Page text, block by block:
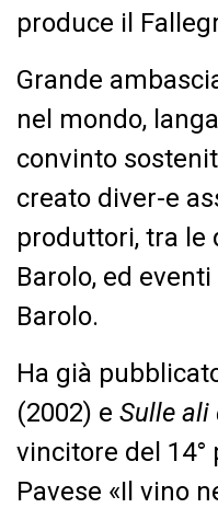
produce il
Grande
nel mondo,
convinto
creato diver-e
produttori, tra le
Barolo, ed eventi
Barolo.
Ha già
(2002) e Sulle ali
vincitore del 14°
Pavese «Il vino